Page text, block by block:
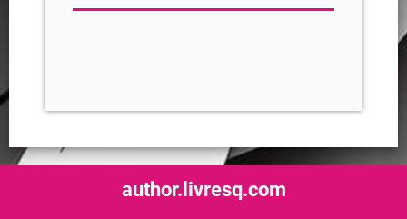
author.livresq.com